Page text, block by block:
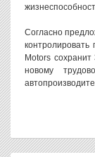
Согласно
Motors
новому